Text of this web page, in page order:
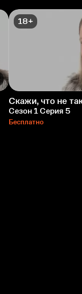
18+
Скажи, что не
Сезон 1 Серия 5
Бесплатно